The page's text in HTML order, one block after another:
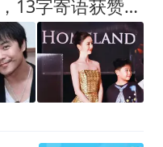
陈思诚零点庆生佟丽娅，13字寄语获赞好前夫